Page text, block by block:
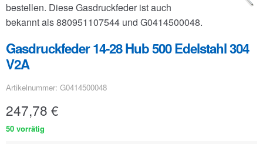
bestellen. Diese Gasdruckfeder ist auch
bekannt als 880951107544 und G0414500048.
Gasdruckfeder 14-28 Hub 500 Edelstahl 304
V2A
Artikelnummer: G0414500048
247,78 €
50 vorrätig